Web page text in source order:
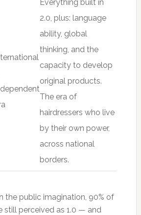
Everything built in
2.0, plus: language
ability, global
thinking, and the
capacity to develop
original products.
The era of
hairdressers who live
by their own power,
across national
borders.
the public imagination, 90% of
still perceived as 1.0 — and